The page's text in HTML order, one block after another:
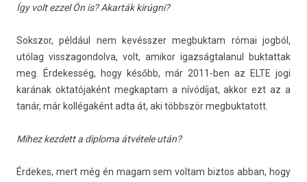
Így volt ezzel Ön is? Akarták kirúgni?
Sokszor, például nem kevésszer meg­buktam római jogból,
utólag visszagon­dolva, volt, amikor igaz­ságtalanul buk­tattak
meg. Érdekes­ség, hogy később, már 2011-ben az ELTE jogi
karának oktatójaként meg­kaptam a nívódíjat, akkor ezt az a
tanár, már kollégaként adta át, aki többször meg­buktatott.
Mihez kez­dett a di­ploma átvétele után?
Érdekes, mert még én magam sem vol­tam bi­ztos abban, hogy